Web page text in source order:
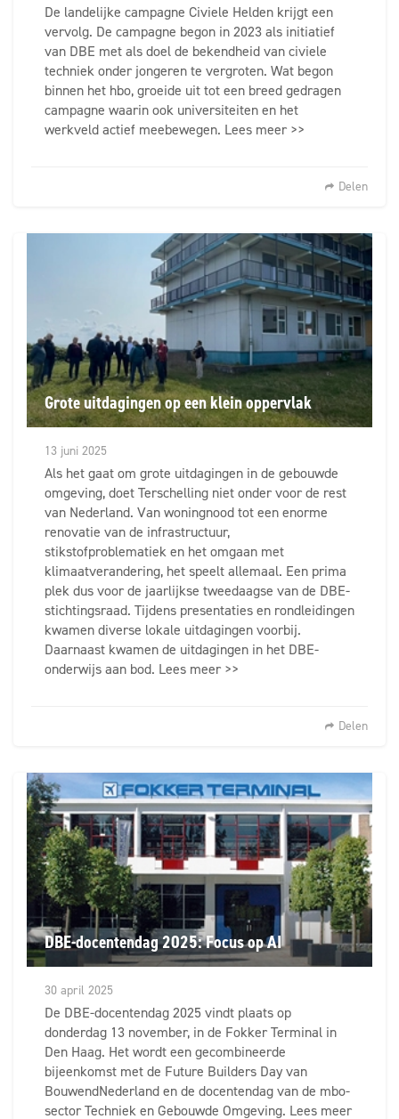
De landelijke campagne Civiele Helden krijgt een
vervolg. De campagne begon in 2023 als initiatief
van DBE met als doel de bekendheid van civiele
techniek onder jongeren te vergroten. Wat begon
binnen het hbo, groeide uit tot een breed gedragen
campagne waarin ook universiteiten en het
werkveld actief meebewegen. Lees meer >>
Delen
Grote uitdagingen op een klein oppervlak
13 juni 2025
Als het gaat om grote uitdagingen in de gebouwde
omgeving, doet Terschelling niet onder voor de rest
van Nederland. Van woningnood tot een enorme
renovatie van de infrastructuur,
stikstofproblematiek en het omgaan met
klimaatverandering, het speelt allemaal. Een prima
plek dus voor de jaarlijkse tweedaagse van de DBE-
stichtingsraad. Tijdens presentaties en rondleidingen
kwamen diverse lokale uitdagingen voorbij.
Daarnaast kwamen de uitdagingen in het DBE-
onderwijs aan bod. Lees meer >>
Delen
DBE-docentendag 2025: Focus op AI
30 april 2025
De DBE-docentendag 2025 vindt plaats op
donderdag 13 november, in de Fokker Terminal in
Den Haag. Het wordt een gecombineerde
bijeenkomst met de Future Builders Day van
BouwendNederland en de docentendag van de mbo-
sector Techniek en Gebouwde Omgeving. Lees meer